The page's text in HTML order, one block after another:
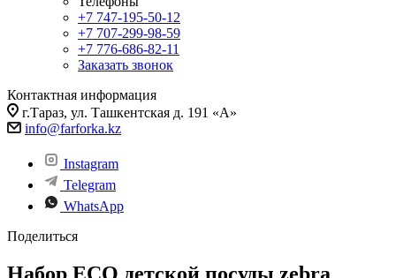
+7 747-195-50-12
+7 707-299-98-59
+7 776-686-82-11
Заказать звонок
Контактная информация
г.Тараз, ул. Ташкентская д. 191 «А»
info@farforka.kz
Instagram
Telegram
WhatsApp
Поделиться